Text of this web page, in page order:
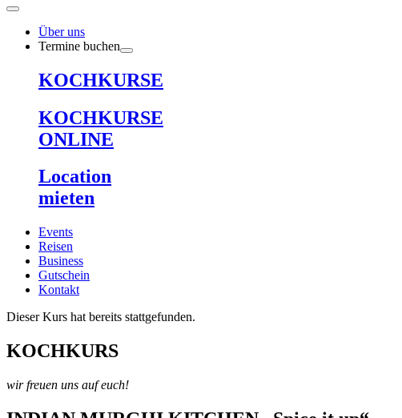
Über uns
Termine buchen
KOCHKURSE
KOCHKURSE
ONLINE
Location
mieten
Events
Reisen
Business
Gutschein
Kontakt
Dieser Kurs hat bereits stattgefunden.
KOCHKURS
wir freuen uns auf euch!